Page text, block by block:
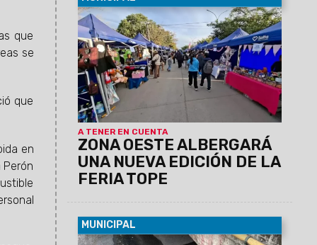
que
se
que
en
A TENER EN CUENTA
ZONA OESTE ALBERGARÁ
UNA NUEVA EDICIÓN DE LA
FERIA TOPE
07/08/2026
La actividad se llevará a
cabo el sábado 8 de agosto, de 12 a 19
horas, en barrio Grand Bourg. Se espera
una gran convocatoría, ya que habrá 110
emprendedores y el precio máximo
permitido por producto o combo será de
$20.000.
MUNICIPAL